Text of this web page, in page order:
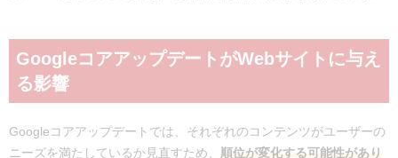
GoogleコアアップデートがWebサイトに与え
る影響
Googleコアアップデートでは、それぞれのコンテンツがユーザーの
ニーズを満たしているか見直すため、
順位が変化する可能性があり